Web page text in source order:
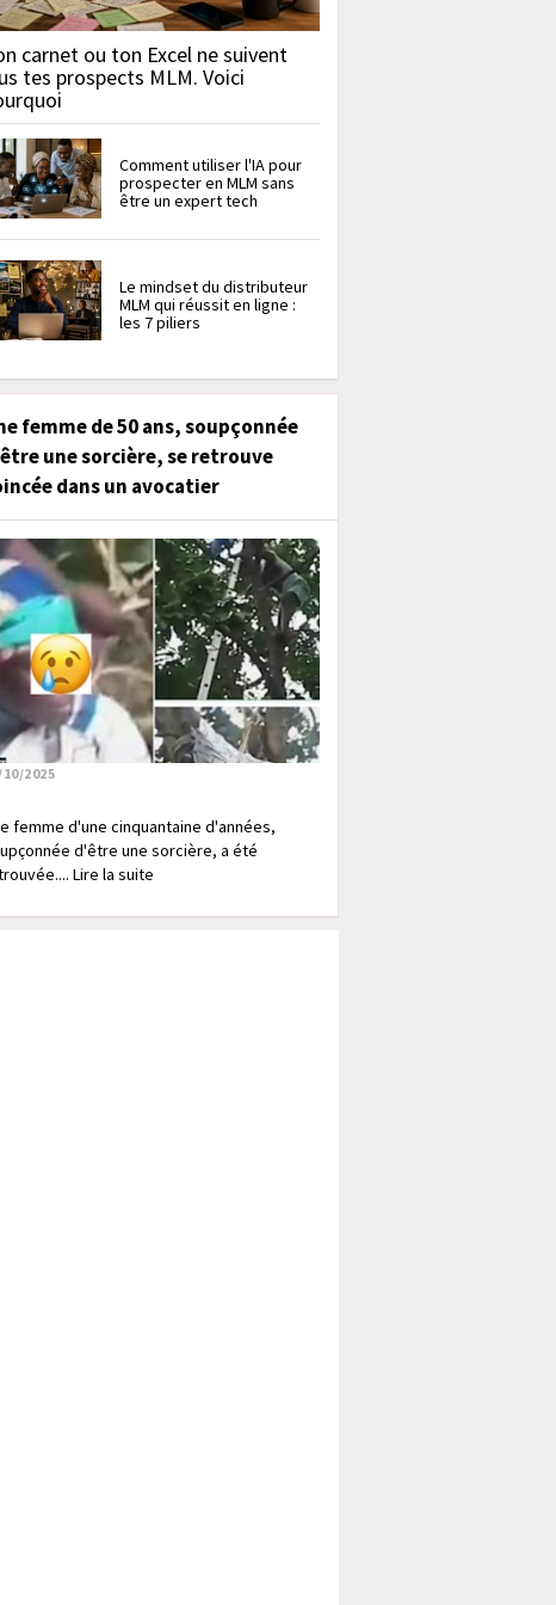
carnet ou ton Excel ne suivent
tes prospects MLM. Voici
Comment utiliser l'IA pour
prospecter en MLM sans
être un expert tech
Le mindset du distributeur
MLM qui réussit en ligne :
les 7 piliers
femme de 50 ans, soupçonnée
une sorcière, se retrouve
dans un avocatier
10/2025
femme d'une cinquantaine d'années,
d'être une sorcière, a été
Lire la suite